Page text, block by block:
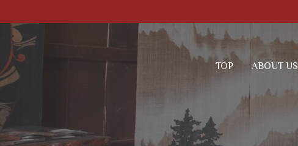
TOP ABOUT US